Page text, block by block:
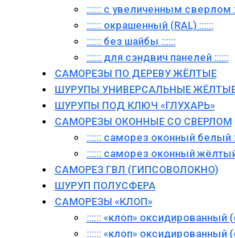
:::::: с увеличенным сверлом
:::::: окрашенный (RAL) ::::::
:::::: без шайбы ::::::
:::::: для сэндвич панелей ::::::
САМОРЕЗЫ ПО ДЕРЕВУ ЖЁЛТЫЕ
ШУРУПЫ УНИВЕРСАЛЬНЫЕ
ШУРУПЫ ПОД КЛЮЧ «ГЛУХАРЬ»
САМОРЕЗЫ ОКОННЫЕ СО СВЕРЛОМ
:::::: саморез оконный белый
:::::: саморез оконный
САМОРЕЗ ГВЛ (ГИПСОВОЛОКНО)
ШУРУП ПОЛУСФЕРА
САМОРЕЗЫ «КЛОП»
:::::: «клоп» оксидированный
:::::: «клоп» оксидированный